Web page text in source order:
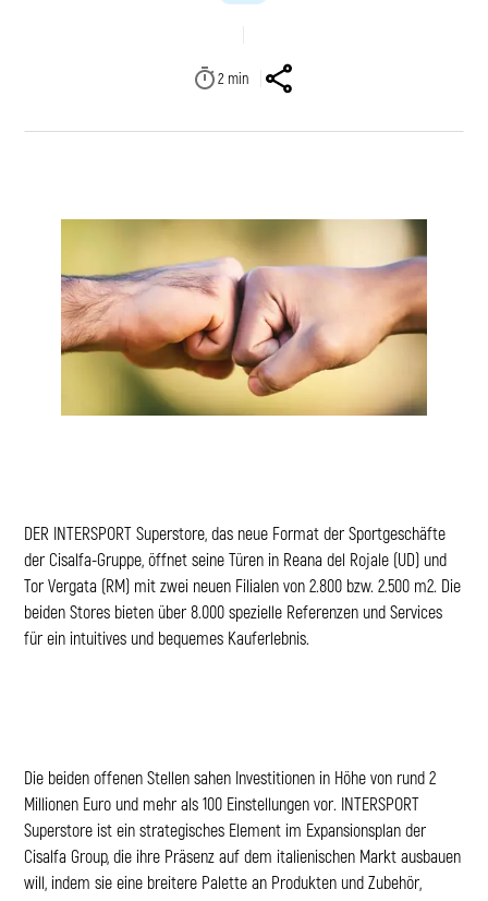
2 min
DER INTERSPORT Superstore, das neue Format der Sportgeschäfte
der Cisalfa-Gruppe, öffnet seine Türen in Reana del Rojale (UD) und
Tor Vergata (RM) mit zwei neuen Filialen von 2.800 bzw. 2.500 m2. Die
beiden Stores bieten über 8.000 spezielle Referenzen und Services
für ein intuitives und bequemes Kauferlebnis.
Die beiden offenen Stellen sahen Investitionen in Höhe von rund 2
Millionen Euro und mehr als 100 Einstellungen vor. INTERSPORT
Superstore ist ein strategisches Element im Expansionsplan der
Cisalfa Group, die ihre Präsenz auf dem italienischen Markt ausbauen
will, indem sie eine breitere Palette an Produkten und Zubehör,